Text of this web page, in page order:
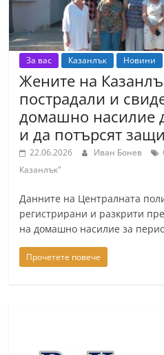
За вас Казанлък Новини
Жените на
пострадали и
домашно насилие
и да потърсят
22.06.2026 Иван Бонев
Казанлък"
Данните на Централната
регистрирани и разкрити
на домашно насилие за
Прочетете повече